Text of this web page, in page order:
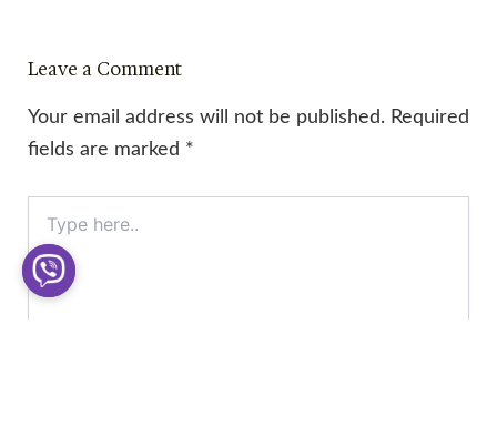
Leave a Comment
Your email address will not be published. Required
fields are marked *
here..